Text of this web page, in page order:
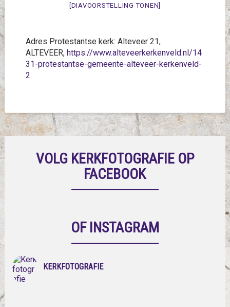
[DIAVOORSTELLING TONEN]
Adres Protestantse kerk: Alteveer 21,
ALTEVEER, https://www.alteveerkerkenveld.nl/14
31-protestantse-gemeente-alteveer-kerkenveld-
2
VOLG KERKFOTOGRAFIE OP
FACEBOOK
OF INSTAGRAM
KERKFOTOGRAFIE